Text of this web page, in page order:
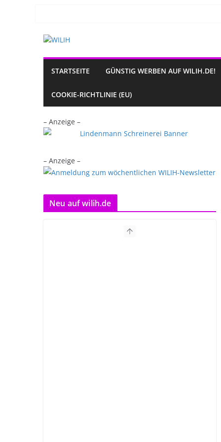
STARTSEITE GÜNSTIG WERBEN AUF WILIH.DE!
COOKIE-RICHTLINIE (EU)
– Anzeige –
– Anzeige –
Neu auf wilih.de